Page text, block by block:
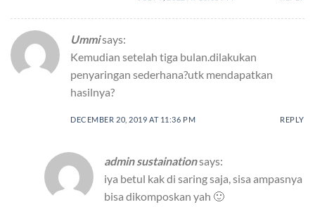
Ummisays:
Kemudian setelah tiga bulan.dilakukan
penyaringan sederhana?utk mendapatkan
hasilnya?
DECEMBER 20, 2019 AT 11:36 PM REPLY
admin sustainationsays:
iya betul kak di saring saja, sisa ampasnya
bisa dikomposkan yah 🙂